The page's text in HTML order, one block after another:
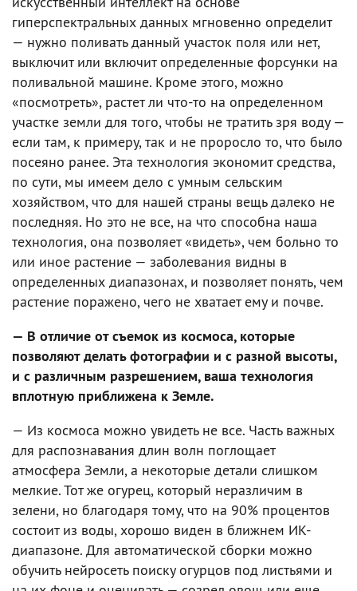
гиперспектральных данных мгновенно определит
— нужно поливать данный участок поля или нет,
выключит или включит определенные форсунки на
поливальной машине. Кроме этого, можно
«посмотреть», растет ли что-то на определенном
участке земли для того, чтобы не тратить зря воду —
если там, к примеру, так и не проросло то, что было
посеяно ранее. Эта технология экономит средства,
по сути, мы имеем дело с умным сельским
хозяйством, что для нашей страны вещь далеко не
последняя. Но это не все, на что способна наша
технология, она позволяет «видеть», чем больно то
или иное растение — заболевания видны в
определенных диапазонах, и позволяет понять, чем
растение поражено, чего не хватает ему и почве.
— В отличие от съемок из космоса, которые
позволяют делать фотографии и с разной высоты,
и с различным разрешением, ваша технология
вплотную приближена к Земле.
— Из космоса можно увидеть не все. Часть важных
для распознавания длин волн поглощает
атмосфера Земли, а некоторые детали слишком
мелкие. Тот же огурец, который неразличим в
зелени, но благодаря тому, что на 90% процентов
состоит из воды, хорошо виден в ближнем ИК-
диапазоне. Для автоматической сборки можно
обучить нейросеть поиску огурцов под листьями и